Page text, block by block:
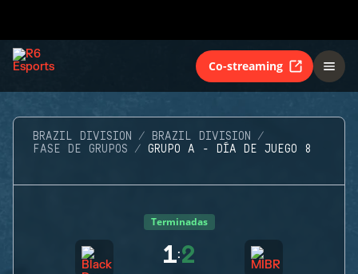
Co-streaming
BRAZIL DIVISION
BRAZIL DIVISION
FASE DE GRUPOS
GRUPO A - DÍA DE JUEGO 8
Terminadas
1:2